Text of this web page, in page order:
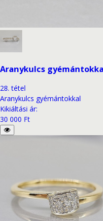
Aranykulcs
28. tétel
Aranykulcs gyémántokkal
Kikiáltási ár:
30 000 Ft